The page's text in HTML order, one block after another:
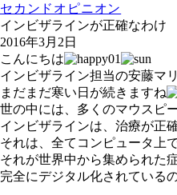
セカンドオピニオン
インビザラインが正確なわけ
2016年3月2日
こんにちは
インビザライン担当の安藤マ
まだまだ寒い日が続きますね
世の中には、多くのマウスピ
インビザラインは、治療が正
それは、全てコンピュータ上
それが世界中から集められた
完全にデジタル化されている